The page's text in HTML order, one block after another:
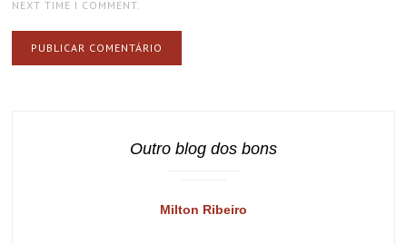
NEXT TIME I COMMENT.
Outro blog dos bons
Milton Ribeiro